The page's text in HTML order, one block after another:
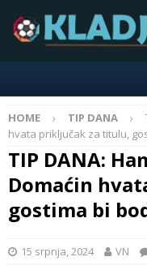
HOME TIP DANA
hvata priključak za titulu,
TIP DANA:
Domaćin
gostima bi
15 srpnja, 2024 VN